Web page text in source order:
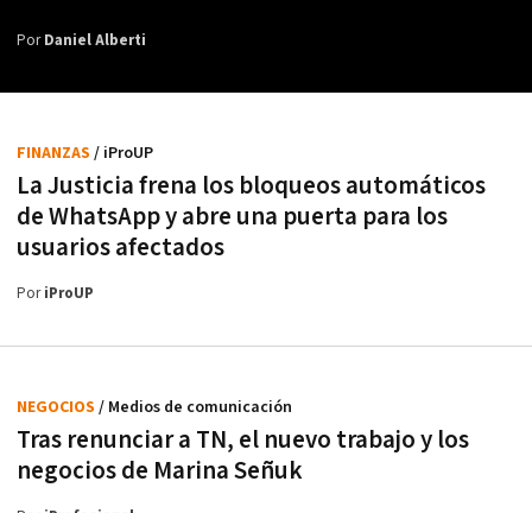
PorDaniel Alberti
La Justicia frena los bloqueos automáticos
de WhatsApp y abre una puerta para los
usuarios afectados
FINANZAS / iProUP
PoriProUP
Tras renunciar a TN, el nuevo trabajo y los
negocios de Marina Señuk
NEGOCIOS / Medios de comunicación